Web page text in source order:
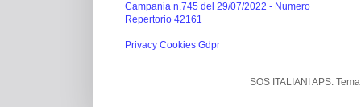
Campania n.745 del 29/07/2022 - Numero
Repertorio 42161
Privacy Cookies Gdpr
SOS ITALIANI APS.